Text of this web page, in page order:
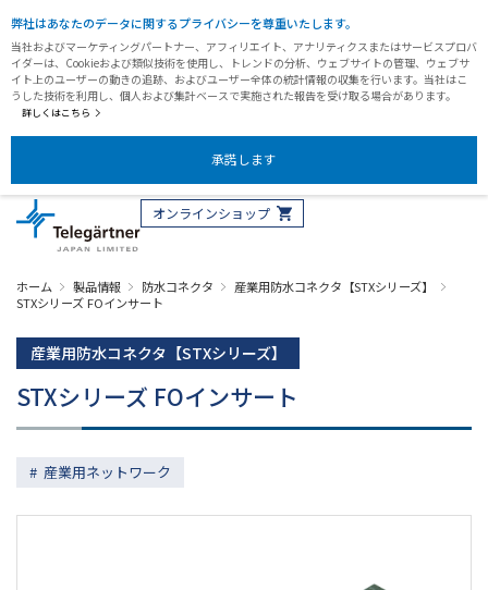
弊社はあなたのデータに関するプライバシーを尊重いたします。
当社およびマーケティングパートナー、アフィリエイト、アナリティクスまたはサービスプロバ
イダーは、Cookieおよび類似技術を使用し、トレンドの分析、ウェブサイトの管理、ウェブサ
イト上のユーザーの動きの追跡、およびユーザー全体の統計情報の収集を行います。当社はこ
うした技術を利用し、個人および集計ベースで実施された報告を受け取る場合があります。
詳しくはこちら
承諾します
オンラインショップ
ホーム 製品情報 防水コネクタ
産業用防水コネクタ【STXシリーズ】
STXシリーズ FOインサート
産業用防水コネクタ【STXシリーズ】
STXシリーズ FOインサート
産業用ネットワーク